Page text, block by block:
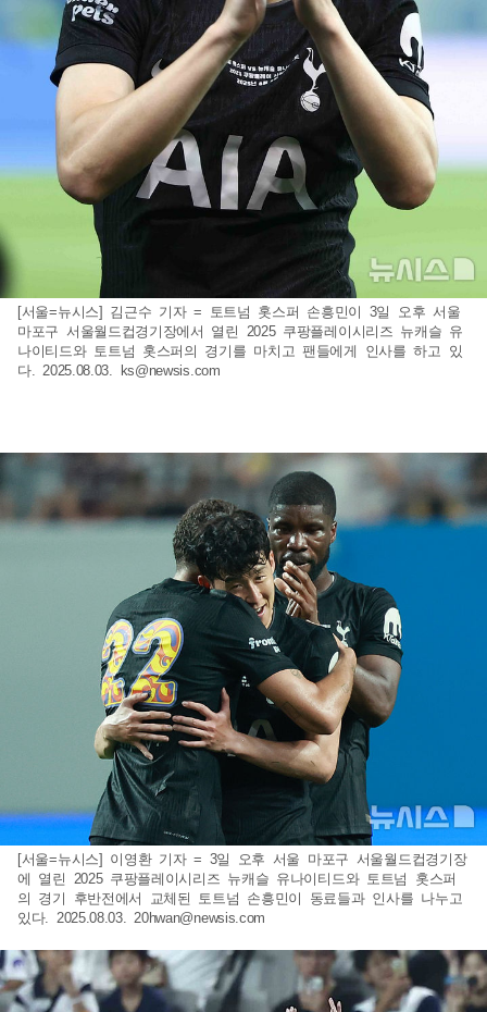
[서울=뉴시스] 김근수 기자 = 토트넘 홋스퍼 손흥민이 3일 오후 서울
마포구 서울월드컵경기장에서 열린 2025 쿠팡플레이시리즈 뉴캐슬 유
나이티드와 토트넘 홋스퍼의 경기를 마치고 팬들에게 인사를 하고 있
다. 2025.08.03.
ks@newsis.com
[서울=뉴시스] 이영환 기자 = 3일 오후 서울 마포구 서울월드컵경기장
에 열린 2025 쿠팡플레이시리즈 뉴캐슬 유나이티드와 토트넘 홋스퍼
의 경기 후반전에서 교체된 토트넘 손흥민이 동료들과 인사를 나누고
있다. 2025.08.03.20hwan@newsis.com